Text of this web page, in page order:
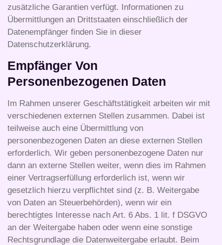
zusätzliche Garantien verfügt. Informationen zu
Übermittlungen an Drittstaaten einschließlich der
Datenempfänger finden Sie in dieser
Datenschutzerklärung.
Empfänger Von
Personenbezogenen Daten
Im Rahmen unserer Geschäftstätigkeit arbeiten wir mit
verschiedenen externen Stellen zusammen. Dabei ist
teilweise auch eine Übermittlung von
personenbezogenen Daten an diese externen Stellen
erforderlich. Wir geben personenbezogene Daten nur
dann an externe Stellen weiter, wenn dies im Rahmen
einer Vertragserfüllung erforderlich ist, wenn wir
gesetzlich hierzu verpflichtet sind (z. B. Weitergabe
von Daten an Steuerbehörden), wenn wir ein
berechtigtes Interesse nach Art. 6 Abs. 1 lit. f DSGVO
an der Weitergabe haben oder wenn eine sonstige
Rechtsgrundlage die Datenweitergabe erlaubt. Beim